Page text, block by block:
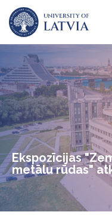
Ekspozīcijas
metālu rūdas"